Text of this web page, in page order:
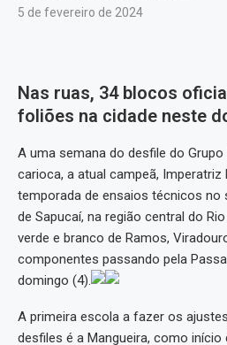
5 de fevereiro de 2024
Nas ruas, 34 blocos
foliões na cidade neste
A uma semana do desfile do Grupo
carioca, a atual campeã, Imperatriz
temporada de ensaios técnicos no
de Sapucaí, na região central do
verde e branco de Ramos,
componentes passando pela
domingo (4).
A primeira escola a fazer os
desfiles é a Mangueira, como